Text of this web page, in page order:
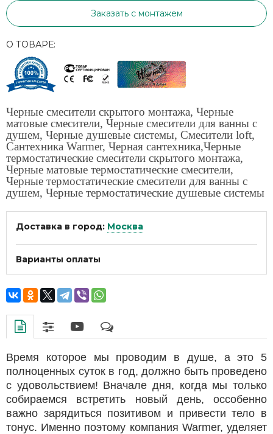
Заказать с монтажем
О ТОВАРЕ:
Черные смесители скрытого монтажа, Черные
матовые смесители, Черные смесители для ванны с
душем, Черные душевые системы, Смесители loft,
Сантехника Warmer, Черная сантехника,Черные
термостатические смесители скрытого монтажа,
Черные матовые термостатические смесители,
Черные термостатические смесители для ванны с
душем, Черные термостатические душевые системы
Доставка в город: Москва
Варианты оплаты
Время которое мы проводим в душе, а это 5
полноценных суток в год, должно быть проведено
с удовольствием! Вначале дня, когда мы только
собираемся встретить новый день, оссобенно
важно зарядиться позитивом и привести тело в
тонус. Именно поэтому компания Warmer, уделяет